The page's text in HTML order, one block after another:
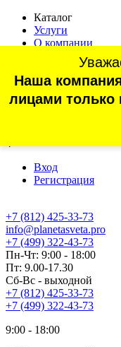
Каталог
Услуги
О компании
Статьи
Контакты
Отзывы
г. Санкт-Петербург,
Вход
Регистрация
+7 (812) 425-33-73
Наша
лицами только
info@planetasveta.pro
+7 (499) 322-43-73
Пн-Чт: 9:00 - 18:00
Пт: 9.00-17.30
Сб-Вс - выходной
+7 (812) 425-33-73
+7 (499) 322-43-73
9:00 - 18:00